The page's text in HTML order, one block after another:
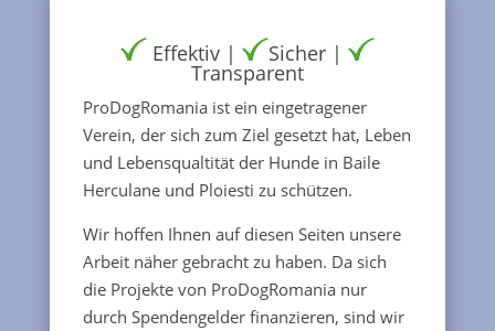
Effektiv | Sicher |
Transparent
ProDogRomania ist ein eingetragener
Verein, der sich zum Ziel gesetzt hat, Leben
und Lebensqualtität der Hunde in Baile
Herculane und Ploiesti zu schützen.
Wir hoffen Ihnen auf diesen Seiten unsere
Arbeit näher gebracht zu haben. Da sich
die Projekte von ProDogRomania nur
durch Spendengelder finanzieren, sind wir